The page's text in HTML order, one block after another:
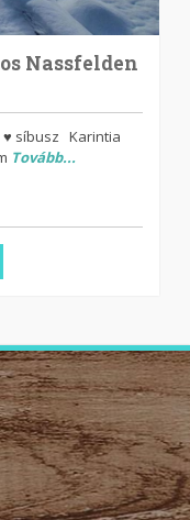
Nassfelden
síbusz Karintia
Tovább...